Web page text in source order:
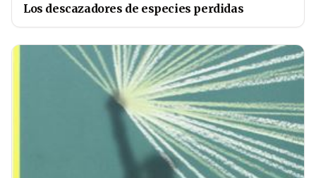
Los descazadores de especies perdidas